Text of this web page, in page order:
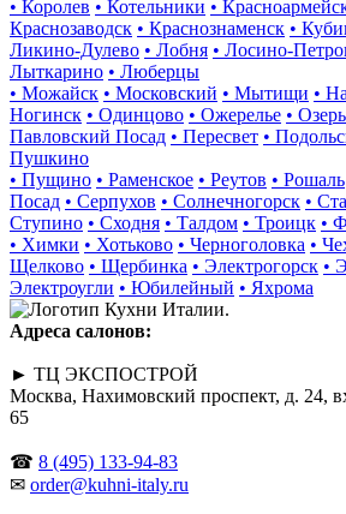
• Королев • Котельники •
Краснозаводск • Краснознаменск •
Ликино-Дулево • Лобня • Лосино-
Лыткарино • Люберцы
• Можайск • Московский • Мытищи •
Ногинск • Одинцово • Ожерелье •
Павловский Посад • Пересвет •
Пушкино
• Пущино • Раменское • Реутов • Рошаль
Посад • Серпухов • Солнечногорск •
Ступино • Сходня • Талдом • Троицк •
• Химки • Хотьково • Черноголовка •
Щелково • Щербинка • Электрогорск •
Электроугли • Юбилейный • Яхрома
Адреса салонов:
► ТЦ ЭКСПОСТРОЙ
Москва, Нахимовский проспект, д. 24,
65
☎ 8 (495) 133-94-83
✉ order@kuhni-italy.ru